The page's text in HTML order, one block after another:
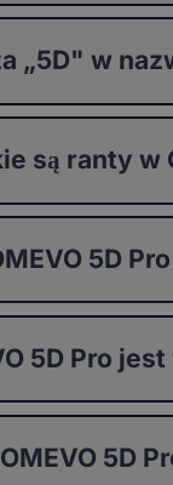
„5D" w
są ranty w
5D
5D Pro
5D